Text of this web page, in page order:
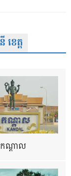
េត្ត
កណ្តាល